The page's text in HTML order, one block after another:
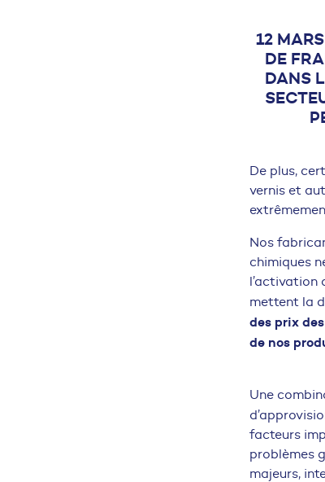
12
DE
DANS
De plus,
vernis et
Nos
chimiques
l’activation
mettent la
des prix
de nos
Une
facteurs
problèmes
majeurs,